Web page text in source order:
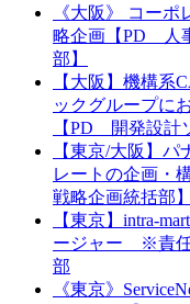
《大阪》 コー
略企画【PD 人
部】
【大阪】機構
ックグループに
【PD 開発設計
【東京/大阪】
レートの企画・
戦略企画統括部】
【東京】intra-
ージャー ※責任
部
《東京》